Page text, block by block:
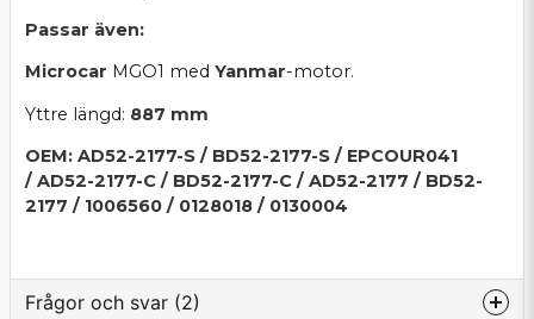
Passar även:
Microcar MGO1 med Yanmar-motor.
Yttre längd: 887 mm
OEM: AD52-2177-S / BD52-2177-S / EPCOUR041
/ AD52-2177-C / BD52-2177-C / AD52-2177 / BD52-
2177 / 1006560 / 0128018 / 0130004
Frågor och svar (2)